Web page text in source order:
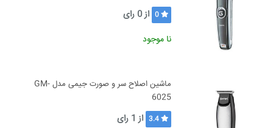
0 از0 رای
نا موجود
ماشین اصلاح سر و صورت جیمی مدل GM-
6025
3.4 از 1 رای